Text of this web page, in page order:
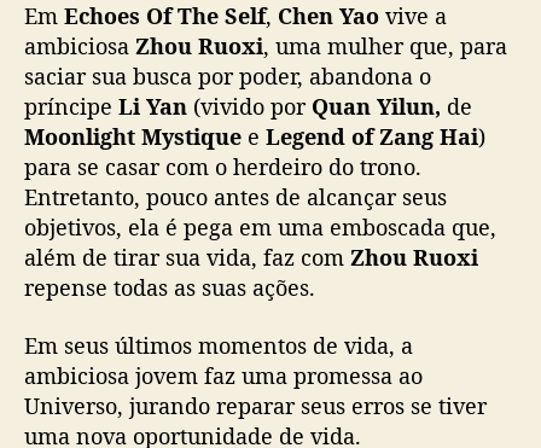
i
l
u
n
d
o
e
r
o
s
d
pic.twitter.com/vRdb6AWbKv
— cdrama tweets (@dramapotatoe)March 2,
2025
Em Echoes Of The Self, Chen Yao vive a
ambiciosa Zhou Ruoxi, uma mulher que, para
saciar sua busca por poder, abandona o
príncipe Li Yan (vivido por Quan Yilun, de
Moonlight Mystique e Legend of Zang Hai)
para se casar com o herdeiro do trono.
Entretanto, pouco antes de alcançar seus
objetivos, ela é pega em uma emboscada que,
além de tirar sua vida, faz com Zhou Ruoxi
repense todas as suas ações.
Em seus últimos momentos de vida, a
ambiciosa jovem faz uma promessa ao
Universo, jurando reparar seus erros se tiver
uma nova oportunidade de vida.